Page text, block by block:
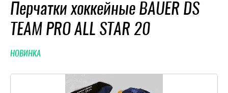
Перчатки хоккейные BAUER DS
TEAM PRO ALL STAR 20
НОВИНКА